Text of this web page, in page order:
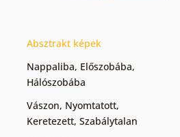
Absztrakt képek
Nappaliba, Előszobába,
Hálószobába
Vászon, Nyomtatott,
Keretezett, Szabálytalan